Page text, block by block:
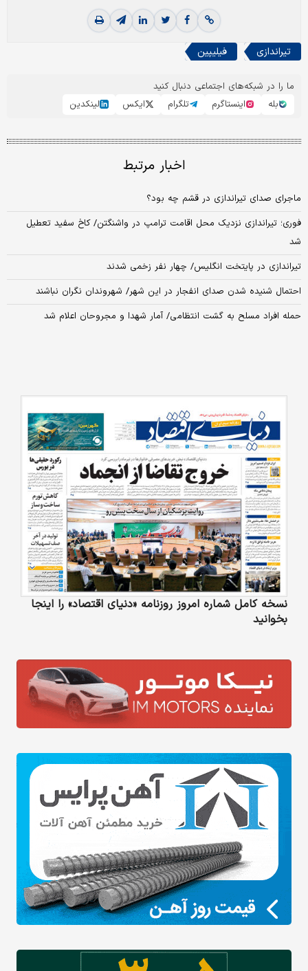
تیراندازی فیلیپین
ما را در شبکه‌های اجتماعی دنبال کنید
بله
اینستاگرم تلگرام ایکس لینکدین
اخبار مرتبط
ماجرای صدای تیراندازی در قشم چه بود؟
فوری؛ تیراندازی نزدیک محل اقامت ترامپ در واشنگتن/ کاخ سفید تعطیل
شد
تیراندازی در پایتخت انگلیس/ چهار نفر زخمی شدند
احتمال شنیده شدن صدای انفجار در این شهر/ شهروندان نگران نباشند
حمله افراد مسلح به گشت انتظامی/ آمار شهدا و مجروحان اعلام شد
نسخه کامل شماره امروز روزنامه «دنیای‌ اقتصاد» را اینجا
بخوانید